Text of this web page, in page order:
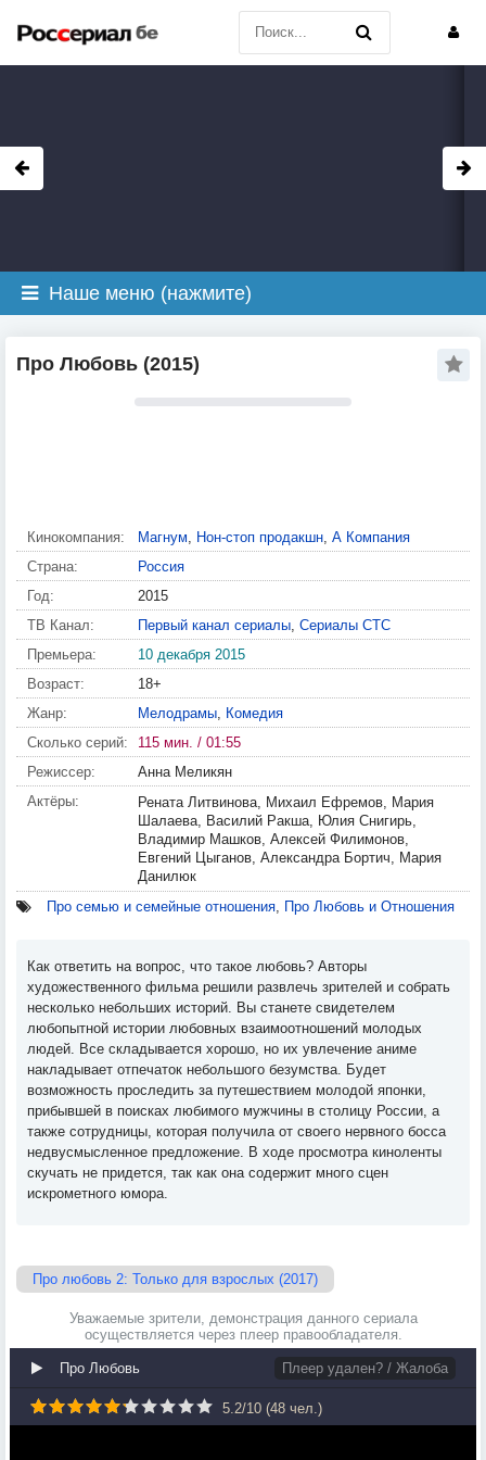
Наше меню (нажмите)
Про Любовь (2015)
Кинокомпания: Магнум, Нон-стоп продакшн, А Компания
Страна:
Россия
Год:
2015
ТВ Канал:
Первый канал сериалы, Сериалы СТС
Премьера:
10 декабря 2015
Возраст:
18+
Жанр:
Мелодрамы, Комедия
Сколько серий:
115 мин. / 01:55
Режиссер:
Анна Меликян
Актёры:
Рената Литвинова, Михаил Ефремов, Мария
Шалаева, Василий Ракша, Юлия Снигирь,
Владимир Машков, Алексей Филимонов,
Евгений Цыганов, Александра Бортич, Мария
Данилюк
Про семью и семейные отношения, Про Любовь и Отношения
Как ответить на вопрос, что такое любовь? Авторы
художественного фильма решили развлечь зрителей и собрать
несколько небольших историй. Вы станете свидетелем
любопытной истории любовных взаимоотношений молодых
людей. Все складывается хорошо, но их увлечение аниме
накладывает отпечаток небольшого безумства. Будет
возможность проследить за путешествием молодой японки,
прибывшей в поисках любимого мужчины в столицу России, а
также сотрудницы, которая получила от своего нервного босса
недвусмысленное предложение. В ходе просмотра киноленты
скучать не придется, так как она содержит много сцен
искрометного юмора.
Про любовь 2: Только для взрослых (2017)
Уважаемые зрители, демонстрация данного сериала
осуществляется через плеер правообладателя.
Про Любовь Плеер удален? / Жалоба
5.2/10 (48 чел.)